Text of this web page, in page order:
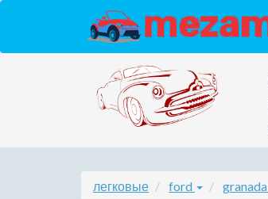
легковые ford granada